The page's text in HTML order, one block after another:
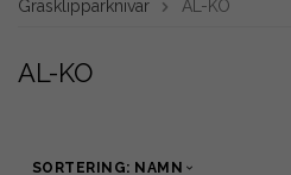
Gräsklipparknivar
AL-KO
AL-KO
SORTERING: NAMN